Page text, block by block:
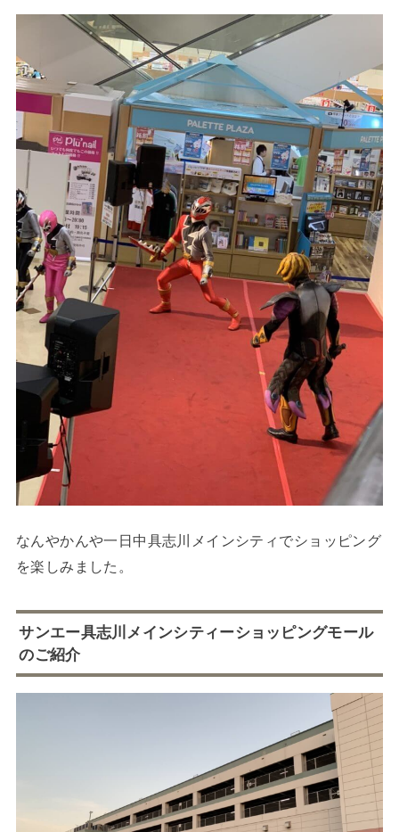
なんやかんや一日中具志川メインシティでショッピング
を楽しみました。
サンエー具志川メインシティーショッピングモール
のご紹介